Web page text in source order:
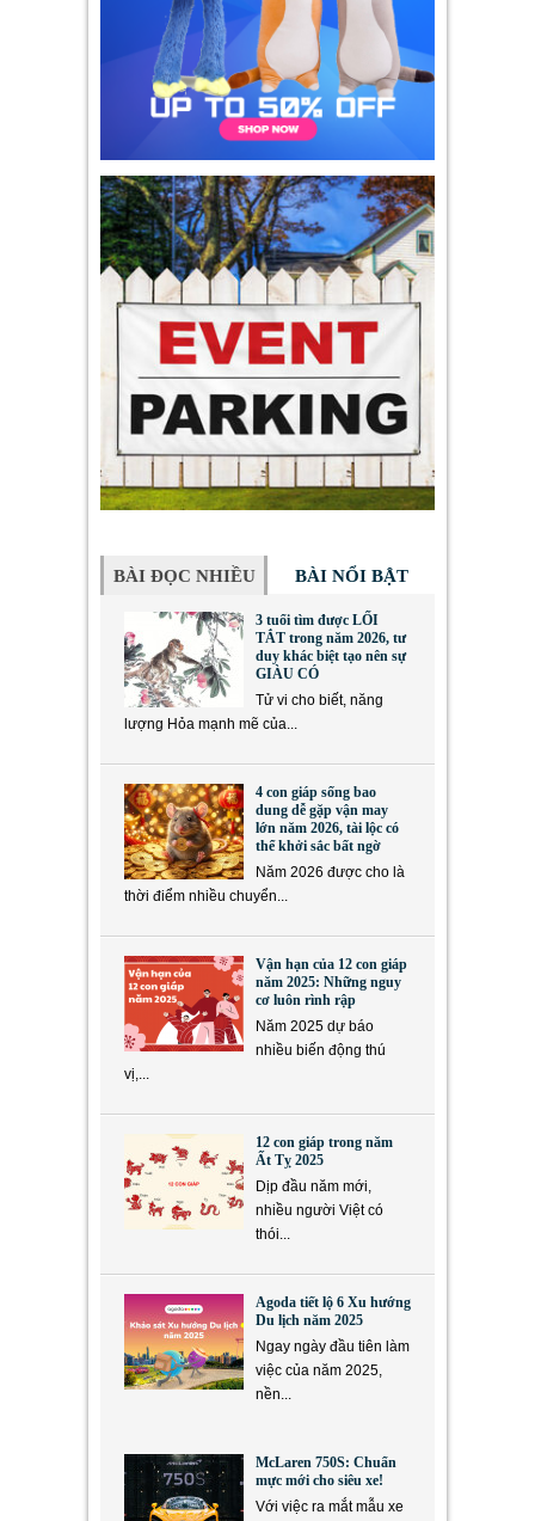
BÀI ĐỌC NHIỀU BÀI NỔI BẬT
3 tuổi tìm được LỐI
TẮT trong năm 2026, tư
duy khác biệt tạo nên sự
GIÀU CÓ
Tử vi cho biết, năng
lượng Hỏa mạnh mẽ của...
4 con giáp sống bao
dung dễ gặp vận may
lớn năm 2026, tài lộc có
thể khởi sắc bất ngờ
Năm 2026 được cho là
thời điểm nhiều chuyển...
Vận hạn của 12 con giáp
năm 2025: Những nguy
cơ luôn rình rập
Năm 2025 dự báo
nhiều biến động thú
vị,...
12 con giáp trong năm
Ất Tỵ 2025
Dịp đầu năm mới,
nhiều người Việt có
thói...
Agoda tiết lộ 6 Xu hướng
Du lịch năm 2025
Ngay ngày đầu tiên làm
việc của năm 2025,
nền...
McLaren 750S: Chuẩn
mực mới cho siêu xe!
Với việc ra mắt mẫu xe